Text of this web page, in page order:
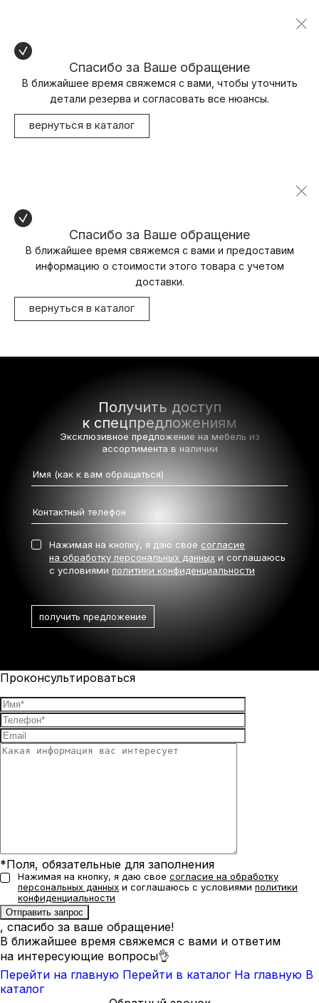
Спасибо за Ваше обращение
В ближайшее время свяжемся с вами, чтобы уточнить
детали резерва и согласовать все нюансы.
вернуться в каталог
Спасибо за Ваше обращение
В ближайшее время свяжемся с вами и предоставим
информацию о стоимости этого товара с учетом
доставки.
вернуться в каталог
Получить доступ
к спецпредложениям
Эксклюзивное предложение на мебель из
ассортимента в наличии
Нажимая на кнопку, я даю свое согласие
на обработку персональных данных и соглашаюсь
с условиями политики конфиденциальности
Проконсультироваться
*Поля, обязательные для заполнения
Нажимая на кнопку, я даю свое согласие на обработку
персональных данных и соглашаюсь с условиями политики
конфиденциальности
, спасибо за ваше обращение!
В ближайшее время свяжемся с вами и ответим
на интересующие вопросы👌
Перейти на главную Перейти в каталог На главную В
каталог